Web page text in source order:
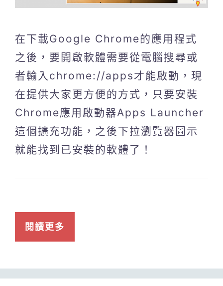
在下載Google Chrome的應用程式
之後，要開啟軟體需要從電腦搜尋或
者輸入chrome://apps才能啟動，現
在提供大家更方便的方式，只要安裝
Chrome應用啟動器Apps Launcher
這個擴充功能，之後下拉瀏覽器圖示
就能找到已安裝的軟體了！
閱讀更多